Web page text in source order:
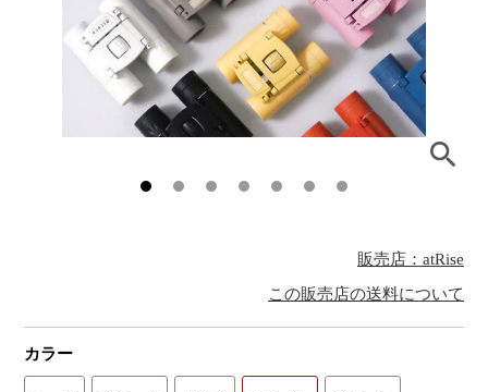
販売店：atRise
この販売店の送料について
カラー